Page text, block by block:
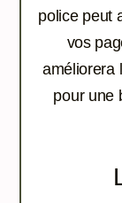
police peut
vos
améliorera
pour une